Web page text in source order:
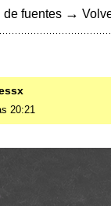
de fuentes →
20:21